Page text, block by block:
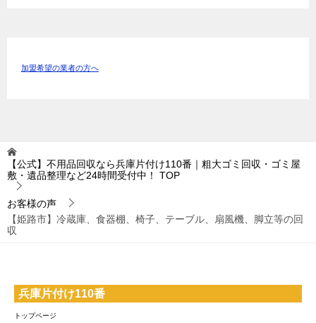
加盟希望の業者の方へ
【公式】不用品回収なら兵庫片付け110番｜粗大ゴミ回収・ゴミ屋
敷・遺品整理など24時間受付中！
TOP
お客様の声
【姫路市】冷蔵庫、食器棚、椅子、テーブル、扇風機、脚立等の回
収
兵庫片付け110番
トップページ